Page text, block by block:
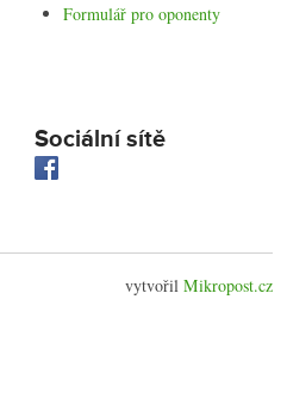
Formulář pro oponenty
Sociální sítě
vytvořil Mikropost.cz